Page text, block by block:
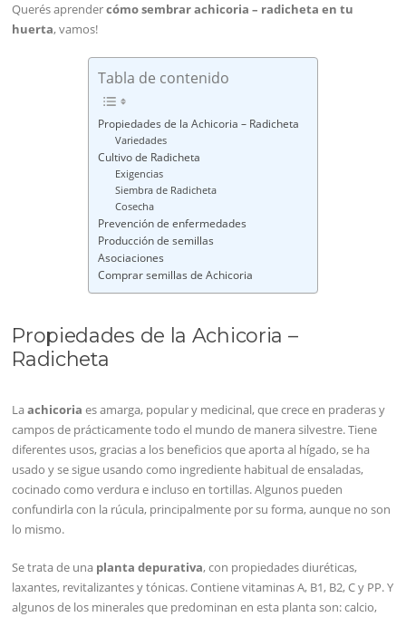
Querés aprendercómo sembrar achicoria – radicheta en tu
huerta, vamos!
Tabla de contenido
Propiedades de la Achicoria – Radicheta
Variedades
Cultivo de Radicheta
Exigencias
Siembra de Radicheta
Cosecha
Prevención de enfermedades
Producción de semillas
Asociaciones
Comprar semillas de Achicoria
Propiedades de la Achicoria –
Radicheta
Laachicoria es amarga, popular y medicinal, que crece en praderas y
campos de prácticamente todo el mundo de manera silvestre. Tiene
diferentes usos, gracias a los beneficios que aporta al hígado, se ha
usado y se sigue usando como ingrediente habitual de ensaladas,
cocinado como verdura e incluso en tortillas. Algunos pueden
confundirla con la rúcula, principalmente por su forma, aunque no son
lo mismo.
Se trata de una planta depurativa, con propiedades diuréticas,
laxantes, revitalizantes y tónicas. Contiene vitaminas A, B1, B2, C y PP. Y
algunos de los minerales que predominan en esta planta son: calcio,